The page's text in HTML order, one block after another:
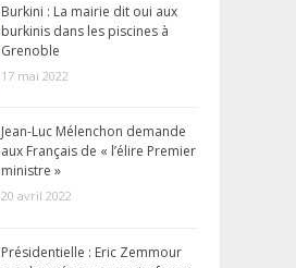
Burkini : La mairie dit oui aux
burkinis dans les piscines à
Grenoble
17 mai 2022
Jean-Luc Mélenchon demande
aux Français de « l’élire Premier
ministre »
20 avril 2022
Présidentielle : Eric Zemmour